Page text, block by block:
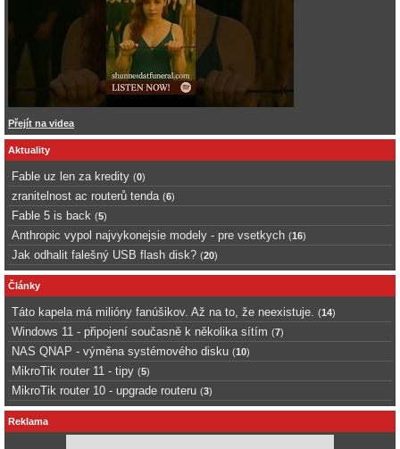
Přejít na videa
Aktuality
Fable uz len za kredity (0)
zranitelnost ac routerů tenda (6)
Fable 5 is back (5)
Anthropic vypol najvykonejsie modely - pre vsetkych (16)
Jak odhalit falešný USB flash disk? (20)
Články
Táto kapela má milióny fanúšikov. Až na to, že neexistuje. (14)
Windows 11 - připojení současně k několika sítím (7)
NAS QNAP - výměna systémového disku (10)
MikroTik router 11 - tipy (5)
MikroTik router 10 - upgrade routeru (3)
Reklama